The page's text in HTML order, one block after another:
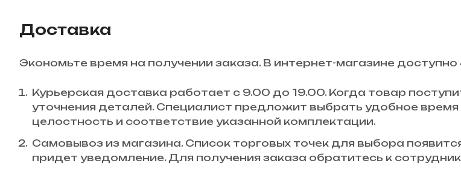
Доставка
Экономьте время на получении заказа. В интернет-магазине
Курьерская доставка работает с 9.00 до 19.00. Когда товар
уточнения деталей. Специалист предложит выбрать удобное
целостность и соответствие указанной комплектации.
Самовывоз из магазина. Список торговых точек для выбора
придет уведомление. Для получения заказа обратитесь к